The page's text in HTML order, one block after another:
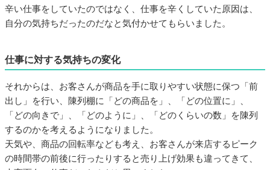
辛い仕事をしていたのではなく、仕事を辛くしていた原因は、
自分の気持ちだったのだなと気付かせてもらいました。
仕事に対する気持ちの変化
それからは、お客さんが商品を手に取りやすい状態に保つ「前
出し」を行い、陳列棚に「どの商品を」、「どの位置に」、
「どの向きで」、「どのように」、「どのくらいの数」を陳列
するのかを考えるようになりました。
天気や、商品の回転率なども考え、お客さんが来店するピーク
の時間帯の前後に行ったりすると売り上げ効果も違ってきて、